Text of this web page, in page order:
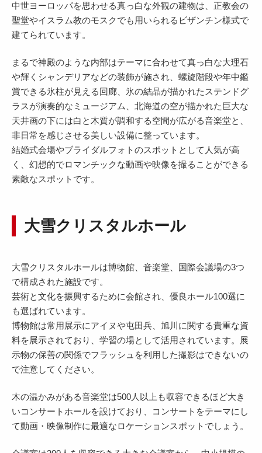
中世ヨーロッパを思わせる真っ白な外観の建物は、正教会の
聖堂やイスラム教のモスクでも用いられるビザンチン様式で
建てられています。
まるで神殿のような内部はテーマに合わせて真っ白な大理石
や輝くシャンデリアなどの装飾が施され、螺旋階段や年中鑑
賞できる氷柱が見える回廊、氷の結晶が描かれたステンドグ
ラスが演奏的なミュージアム、北海道の空が描かれた巨大な
天井画の下には白と木質が調和する空間が広がる音楽堂と、
非日常を感じさせる美しい設備に整っています。
結婚式会場やブライダルフォトのスポットとして人気が高
く、幻想的でロマンチックな動画や映像を撮ることができる
素敵なスポットです。
大雪クリスタルホール
大雪クリスタルホールは博物館、音楽堂、国際会議場の3つ
で構成された施設です。
芸術と文化を振興するために会館され、優良ホール100選に
も選ばれています。
博物館は常用展示にアイヌや屯田兵、旭川に関する貴重な資
料を展示されており、学習の場として活用されています。展
示物の保善の関係でフラッシュを利用した撮影はできないの
で注意してください。
木の温かみがある音楽堂は500人以上も収容できるほど大き
いコンサートホールを設けており、コンサートをテーマにし
て動画・映像制作に最適なロケーションスポットでしょう。